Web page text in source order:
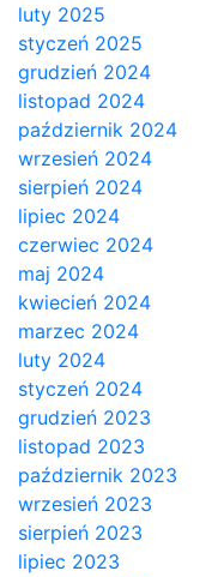
luty 2025
styczeń 2025
grudzień 2024
listopad 2024
październik 2024
wrzesień 2024
sierpień 2024
lipiec 2024
czerwiec 2024
maj 2024
kwiecień 2024
marzec 2024
luty 2024
styczeń 2024
grudzień 2023
listopad 2023
październik 2023
wrzesień 2023
sierpień 2023
lipiec 2023